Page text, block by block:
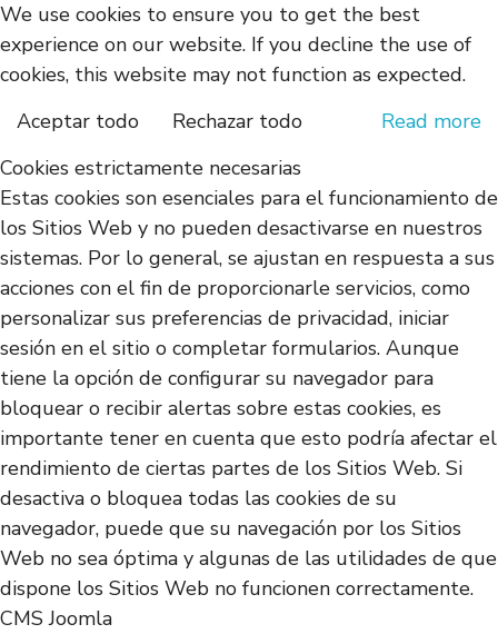
We use cookies to ensure you to get the best
experience on our website. If you decline the use of
cookies, this website may not function as expected.
Aceptar todo
Rechazar todo
Read more
Cookies estrictamente necesarias
Estas cookies son esenciales para el funcionamiento de
los Sitios Web y no pueden desactivarse en nuestros
sistemas. Por lo general, se ajustan en respuesta a sus
acciones con el fin de proporcionarle servicios, como
personalizar sus preferencias de privacidad, iniciar
sesión en el sitio o completar formularios. Aunque
tiene la opción de configurar su navegador para
bloquear o recibir alertas sobre estas cookies, es
importante tener en cuenta que esto podría afectar el
rendimiento de ciertas partes de los Sitios Web. Si
desactiva o bloquea todas las cookies de su
navegador, puede que su navegación por los Sitios
Web no sea óptima y algunas de las utilidades de que
dispone los Sitios Web no funcionen correctamente.
CMS Joomla